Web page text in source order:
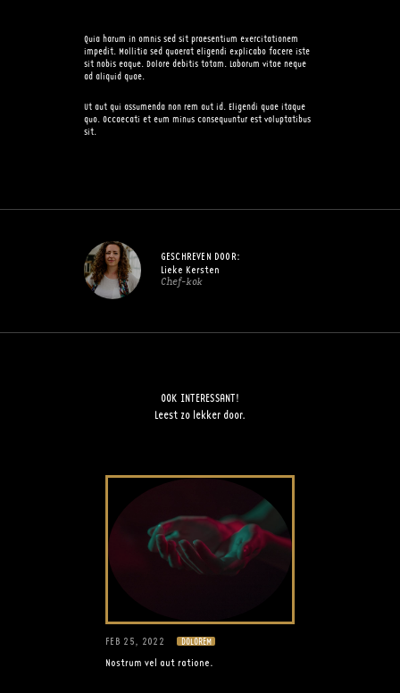
Quia harum in omnis sed sit praesentium exercitationem
impedit. Mollitia sed quaerat eligendi explicabo facere iste
sit nobis eaque. Dolore debitis totam. Laborum vitae neque
ad aliquid quae.
Ut aut qui assumenda non rem aut id. Eligendi quae itaque
quo. Occaecati et eum minus consequuntur est voluptatibus
sit.
GESCHREVEN DOOR:
Lieke Kersten
Chef-kok
OOK INTERESSANT!
Leest zo lekker door.
FEB 25, 2022 DOLOREM
Nostrum vel aut ratione.